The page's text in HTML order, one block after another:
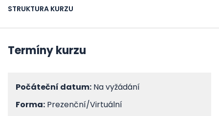
STRUKTURA KURZU
Termíny kurzu
Počáteční datum: Na vyžádání
Forma: Prezenční/Virtuální